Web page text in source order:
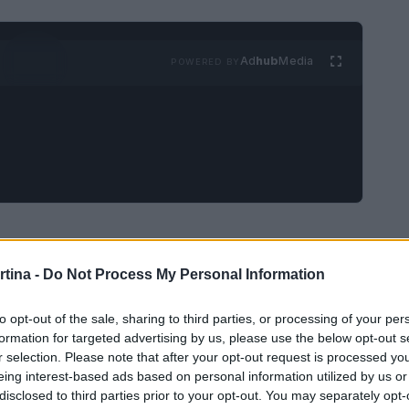
- Do Not Process My Personal Information
opt-out of the sale, sharing to third parties, or processing of your
for targeted advertising by us, please use the below opt-out
selection. Please note that after your opt-out request is processed
interest-based ads based on personal information utilized by us
to third parties prior to your opt-out. You may separately
AdhubMedia
italiane sta vivendo un periodo di grande
21 Italia, le località come Selva di Val
si stanno affermando come mete ambite per
di Val Gardena si distingue come la località
euro al metro quadro, nonostante un